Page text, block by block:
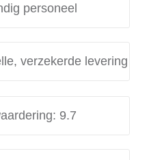
personeel
verzekerde levering
9.7